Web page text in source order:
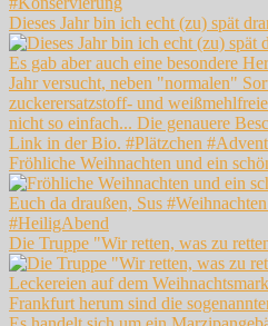
Dieses Jahr bin ich echt (zu) spät
Fröhliche Weihnachten und ein
Die Truppe "Wir retten, was zu